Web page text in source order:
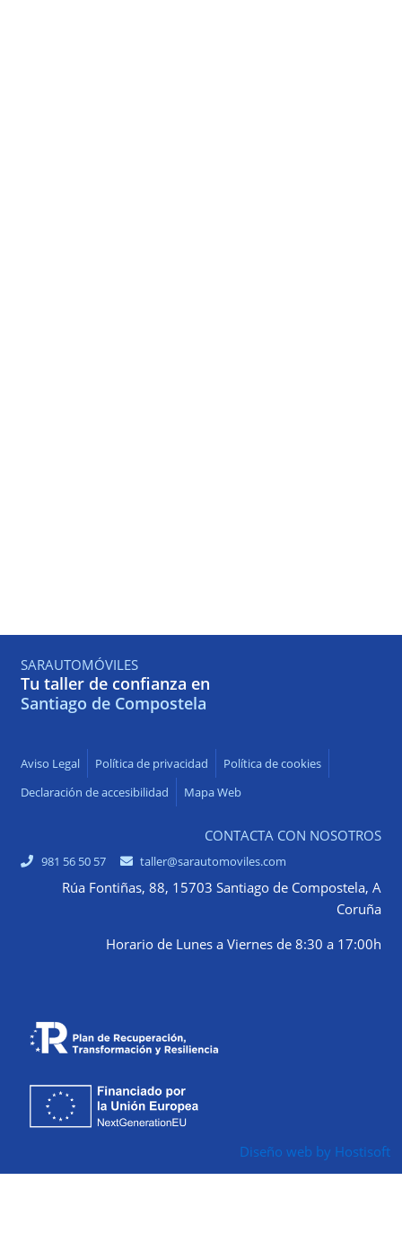
SARAUTOMÓVILES
Tu taller de confianza en
Santiago de Compostela
Aviso Legal Política de privacidad
Política de cookies
Declaración de accesibilidad
Mapa Web
CONTACTA CON NOSOTROS
981 56 50 57 taller@sarautomoviles.com
Rúa Fontiñas, 88, 15703 Santiago de Compostela, A
Coruña
Horario de Lunes a Viernes de 8:30 a 17:00h
Diseño web by Hostisoft